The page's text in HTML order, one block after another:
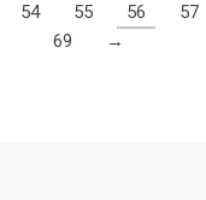
54 55 56 57
69
→